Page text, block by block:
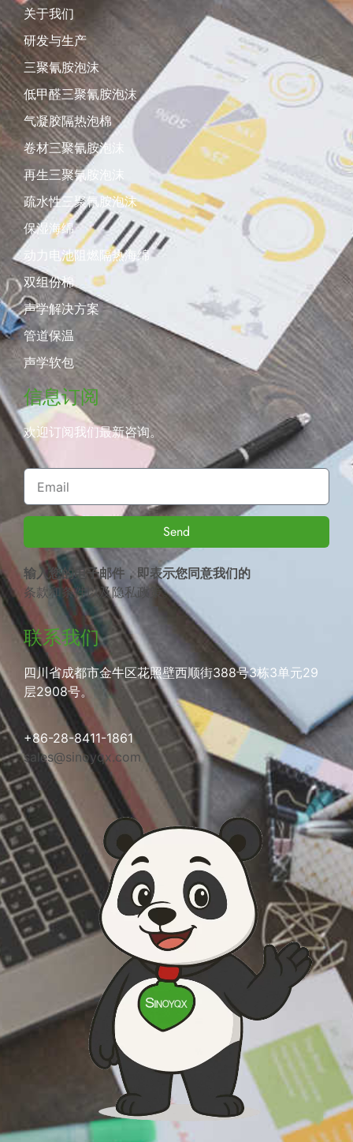
关于我们
研发与生产
三聚氰胺泡沫
低甲醛三聚氰胺泡沫
气凝胶隔热泡棉
卷材三聚氰胺泡沫
再生三聚氰胺泡沫
疏水性三聚氰胺泡沫
保湿海绵
动力电池阻燃隔热海绵
双组份棉
声学解决方案
管道保温
声学软包
信息订阅
欢迎订阅我们最新咨询。
Send
输入您的电子邮件，即表示您同意我们的
条款和条件以及隐私政策。
联系我们
四川省成都市金牛区花照壁西顺街388号3栋3单元29
层2908号。
+86-28-8411-1861
sales@sinoyqx.com